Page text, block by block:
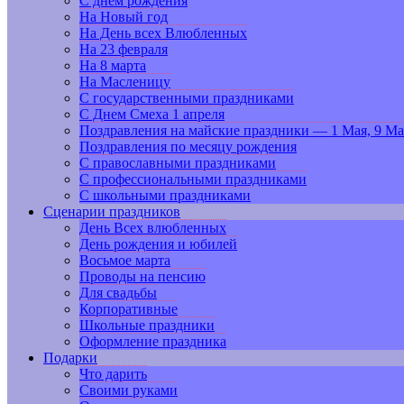
На Новый год
На День всех Влюбленных
На 23 февраля
На 8 марта
На Масленицу
С государственными праздниками
С Днем Смеха 1 апреля
Поздравления на майские праздники — 1 Мая, 9
Поздравления по месяцу рождения
С православными праздниками
С профессиональными праздниками
С школьными праздниками
Сценарии праздников
День Всех влюбленных
День рождения и юбилей
Восьмое марта
Проводы на пенсию
Для свадьбы
Корпоративные
Школьные праздники
Оформление праздника
Подарки
Что дарить
Своими руками